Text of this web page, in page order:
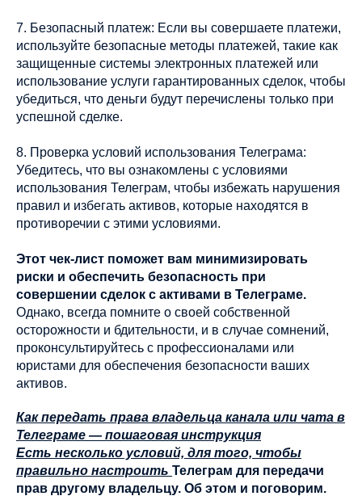
7. Безопасный платеж: Если вы совершаете платежи,
используйте безопасные методы платежей, такие как
защищенные системы электронных платежей или
использование услуги гарантированных сделок, чтобы
убедиться, что деньги будут перечислены только при
успешной сделке.
8. Проверка условий использования Телеграма:
Убедитесь, что вы ознакомлены с условиями
использования Телеграм, чтобы избежать нарушения
правил и избегать активов, которые находятся в
противоречии с этими условиями.
Этот чек-лист поможет вам минимизировать
риски и обеспечить безопасность при
совершении сделок с активами в Телеграме.
Однако, всегда помните о своей собственной
осторожности и бдительности, и в случае сомнений,
проконсультируйтесь с профессионалами или
юристами для обеспечения безопасности ваших
активов.
Как передать права владельца канала или чата в
Телеграме — пошаговая инструкция
Есть несколько условий, для того, чтобы
правильно настроить Телеграм для передачи
прав другому владельцу. Об этом и поговорим.